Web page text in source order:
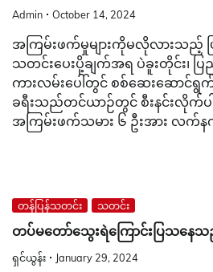
Admin October 14, 2024
အကြမ်းဖက်မှုများကိုမလိုလားသည့်
သတင်းပေးပို့ချက်အရ ပဲခူးတိုင်း‌၊ ပ
ကားလမ်းပေါ်တွင် စစ်ဆေးဆောင်ရွက်
ခရီးသည်တင်ယာဉ်တွင် စီးနင်းလိုက်
အကြမ်းဖက်သမား ၆ ဦးအား လက်န
တန်ပြန်သတင်း သတင်း
တပ်မတော်သွေးရဲကြောင်းပြသနေ
ရှင်ယွန်း January 29, 2024